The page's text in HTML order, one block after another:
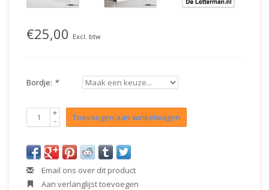
€25,00 Excl. btw
Bordje: *
+
- Toevoegen aan winkelwagen
Email ons over dit product
Aan verlanglijst toevoegen